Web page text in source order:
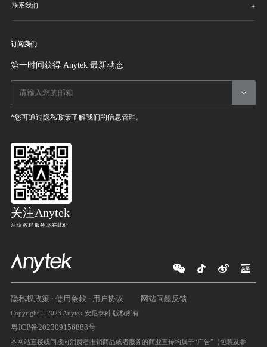
联系我们
订阅我们
第一时间获得 Anytek 最新动态

*您可通过隐私政策了解我们的信息管理。
关注Anytek
活动 教程 服务 尽在此处
   
隐私权政策 · 使用条款 · 用户协议 网站问题反馈
Copyright © 2023 Anytek 安尼泰科 版权所有
粤ICP备202309156888号
本网站直接或间接向消费者推销商品或者服务的商业宣传均属于“广告”（包装及参